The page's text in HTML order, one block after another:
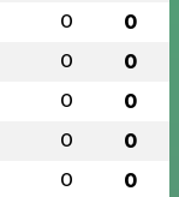
0 0
0 0
0 0
0 0
0 0